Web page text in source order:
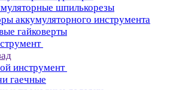
шпилькорезы
аккумуляторного инструмента
гайковерты
инструмент
гаечные